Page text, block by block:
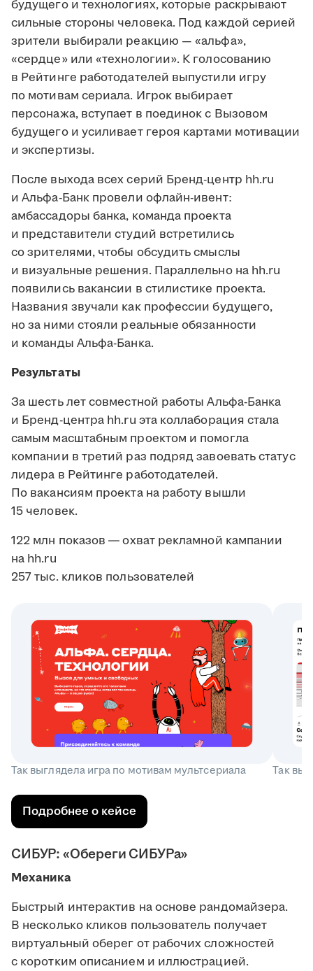
будущего и технологиях, которые раскрывают
сильные стороны человека. Под каждой серией
зрители выбирали реакцию — «альфа»,
«сердце» или «технологии». К голосованию
в Рейтинге работодателей выпустили игру
по мотивам сериала. Игрок выбирает
персонажа, вступает в поединок с Вызовом
будущего и усиливает героя картами мотивации
и экспертизы.
После выхода всех серий Бренд-центр hh.ru
и Альфа-Банк провели офлайн-ивент:
амбассадоры банка, команда проекта
и представители студий встретились
со зрителями, чтобы обсудить смыслы
и визуальные решения. Параллельно на hh.ru
появились вакансии в стилистике проекта.
Названия звучали как профессии будущего,
но за ними стояли реальные обязанности
и команды Альфа-Банка.
Результаты
За шесть лет совместной работы Альфа-Банка
и Бренд-центра hh.ru эта коллаборация стала
самым масштабным проектом и помогла
компании в третий раз подряд завоевать статус
лидера в Рейтинге работодателей.
По вакансиям проекта на работу вышли
15 человек.
122 млн показов ― охват рекламной кампании
на hh.ru
257 тыс. кликов пользователей
Так выглядела игра по мотивам мультсериала Так
Подробнее о кейсе
СИБУР: «Обереги СИБУРа»
Механика
Быстрый интерактив на основе рандомайзера.
В несколько кликов пользователь получает
виртуальный оберег от рабочих сложностей
с коротким описанием и иллюстрацией.